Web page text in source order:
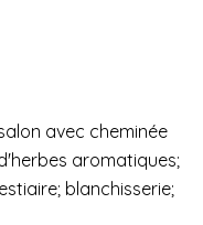
avec cheminée
aromatiques;
blanchisserie;